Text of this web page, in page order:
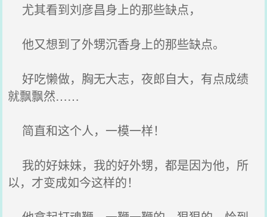
尤其看到刘彦昌身上的那些缺点，
他又想到了外甥沉香身上的那些缺点。
好吃懒做，胸无大志，夜郎自大，有点成绩
就飘飘然……
简直和这个人，一模一样！
我的好妹妹，我的好外甥，都是因为他，所
以，才变成如今这样的！